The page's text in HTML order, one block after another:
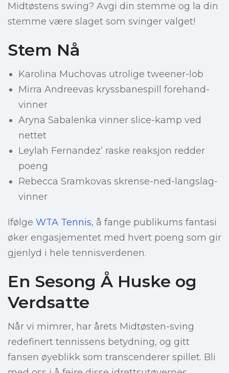
Midtøstens swing? Avgi din stemme og la din
stemme være slaget som svinger valget!
Stem Nå
Karolina Muchovas utrolige tweener-lob
Mirra Andreevas kryssbanespill forehand-
vinner
Aryna Sabalenka vinner slice-kamp ved
nettet
Leylah Fernandez’ raske reaksjon redder
poeng
Rebecca Sramkovas skrense-ned-langslag-
vinner
Ifølge WTA Tennis, å fange publikums fantasi
øker engasjementet med hvert poeng som gir
gjenlyd i hele tennisverdenen.
En Sesong Å Huske og
Verdsatte
Når vi mimrer, har årets Midtøsten-sving
redefinert tennissens betydning, og gitt
fansen øyeblikk som transcenderer spillet. Bli